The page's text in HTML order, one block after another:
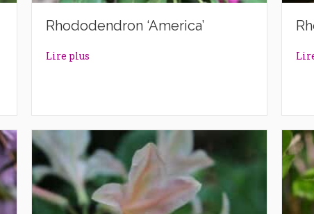
Rhododendron ‘America’
Lire plus